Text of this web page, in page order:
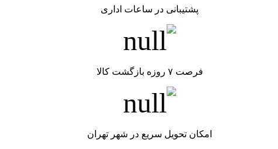
پشتیبانی در ساعات اداری
فرصت ۷ روزه بازگشت کالا
امکان تحویل سریع در شهر تهران